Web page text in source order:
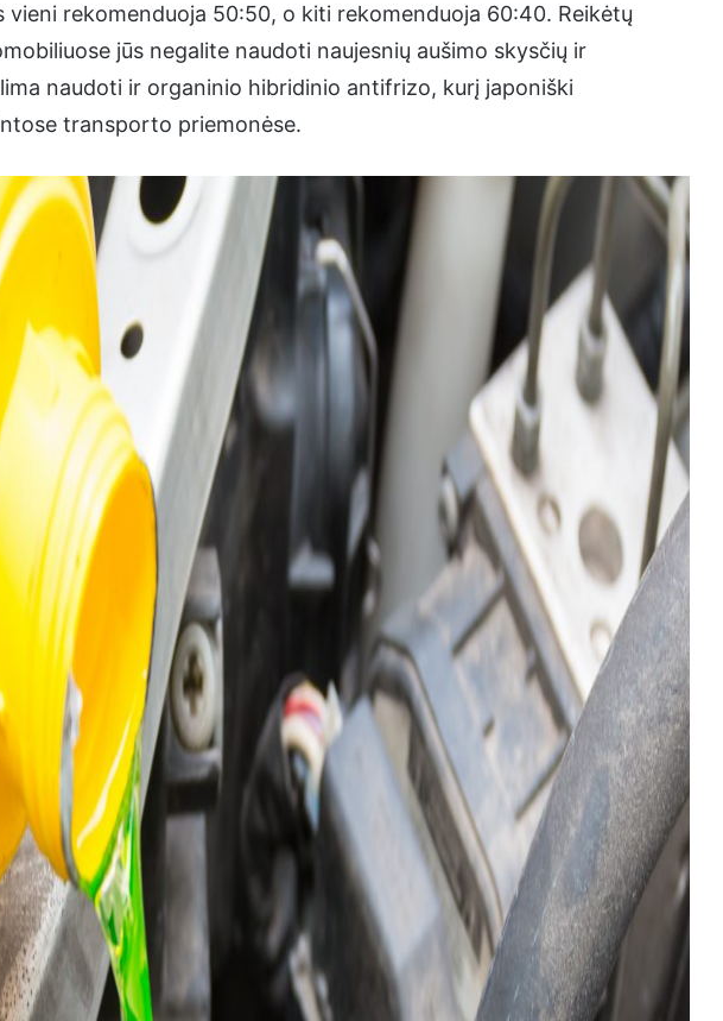
rekomenduoja 50:50, o kiti rekomenduoja 60:40. Reikėtų
jūs negalite naudoti naujesnių aušimo skysčių ir
naudoti ir organinio hibridinio antifrizo, kurį japoniški
transporto priemonėse.